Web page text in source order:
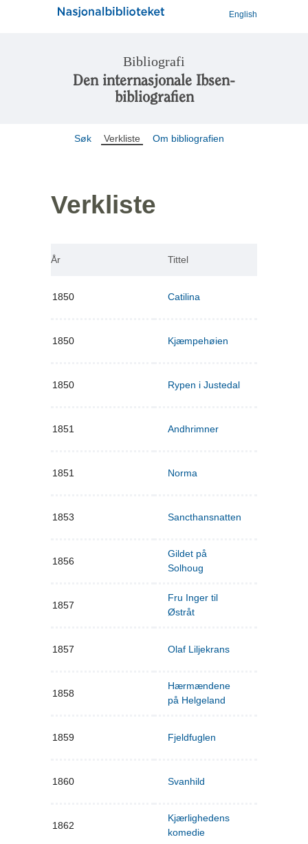
English
Bibliografi
Den internasjonale Ibsen-
bibliografien
Søk Verkliste Om bibliografien
Verkliste
År Tittel
1850 Catilina
1850 Kjæmpehøien
1850 Rypen i Justedal
1851 Andhrimner
1851 Norma
1853 Sancthansnatten
1856
Gildet på
Solhoug
1857
Fru Inger til
Østråt
1857 Olaf Liljekrans
1858
Hærmændene
på Helgeland
1859 Fjeldfuglen
1860 Svanhild
1862
Kjærlighedens
komedie